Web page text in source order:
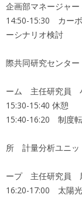
企画部マネージャ
14:50-15:30 カー
ーシナリオ検討
産総研
際共同研究センター
環境
ーム 主任研究員
15:30-15:40 休憩
15:40-16:20 制度
日本エ
所 計量分析ユニッ
エネル
ープ 主任研究員
16:20-17:00 太陽
太